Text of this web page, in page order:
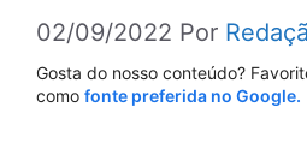
02/09/2022 Por
Gosta do nosso conteúdo?
como fonte preferida no Google.